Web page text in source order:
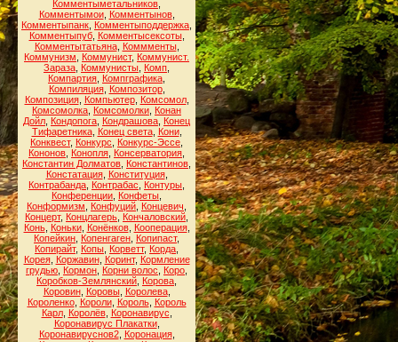
Комментыметальников
Комментымои, Комментынов,
Комментыпанк Комментыподдержка
Комментыпуб, Комментысексоты,
Комментытатьяна, Коммменты,
Коммунизм
Коммунист, Коммунист.
Зараза Коммунисты Комп
Компартия Компграфика
Компиляция, Композитор,
Композиция, Компьютер, Комсомол,
Комсомолка Комсомолки Конан
Дойл Кондопога Кондрашова Конец
Тифаретника, Конец света, Кони,
Конквест, Конкурс Конкурс-Эссе
Кононов Конопля Консерватория
Константин Долматов Константинов
Констатация, Конституция,
Контрабанда Контрабас Контуры
Конференции Конфеты
Конформизм
Конфуций Концевич
Концерт, Концлагерь Кончаловский
Конь, Коньки, Конёнков, Кооперация,
Копейкин Копенгаген Копипаст,
Копирайт, Копы Корветт, Корда
Корея, Коржавин, Коринт, Кормление
грудью Кормон Корни волос Коро
Коробков-Землянский Корова
Коровин, Коровы, Королева,
Короленко, Короли, Король, Король
Карл, Королёв, Коронавирус
Коронавирус Плакатки,
Коронавируснов2, Коронация,